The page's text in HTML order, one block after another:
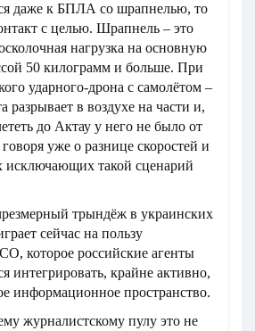
даже к БПЛА со шрапнелью, то
с целью. Шрапнель – это
нагрузка на основную
50 килограмм и больше. При
ударного-дрона с самолётом –
разрывает в воздухе на части и,
до Актау у него не было от
уже о разнице скоростей и
исключающих такой сценарий
трындёж в украинских
сейчас на пользу
которое российские агенты
интегрировать, крайне активно,
информационное пространство.
журналистскому пулу это не